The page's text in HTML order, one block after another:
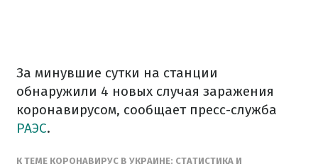
За минувшие сутки на станции
обнаружили 4 новых случая заражения
коронавирусом, сообщает пресс-служба
РАЭС.
К ТЕМЕ КОРОНАВИРУС В УКРАИНЕ: СТАТИСТИКА И